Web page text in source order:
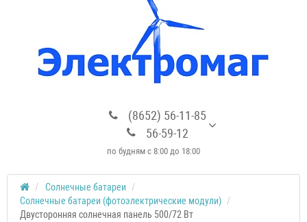
(8652) 56-11-85
56-59-12
по будням с 8:00 до 18:00
Солнечные батареи
Солнечные батареи (фотоэлектрические модули)
Двусторонняя солнечная панель 500/72 Вт